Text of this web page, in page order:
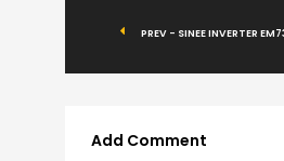
PREV - SINEE INVERTER
Add Comment